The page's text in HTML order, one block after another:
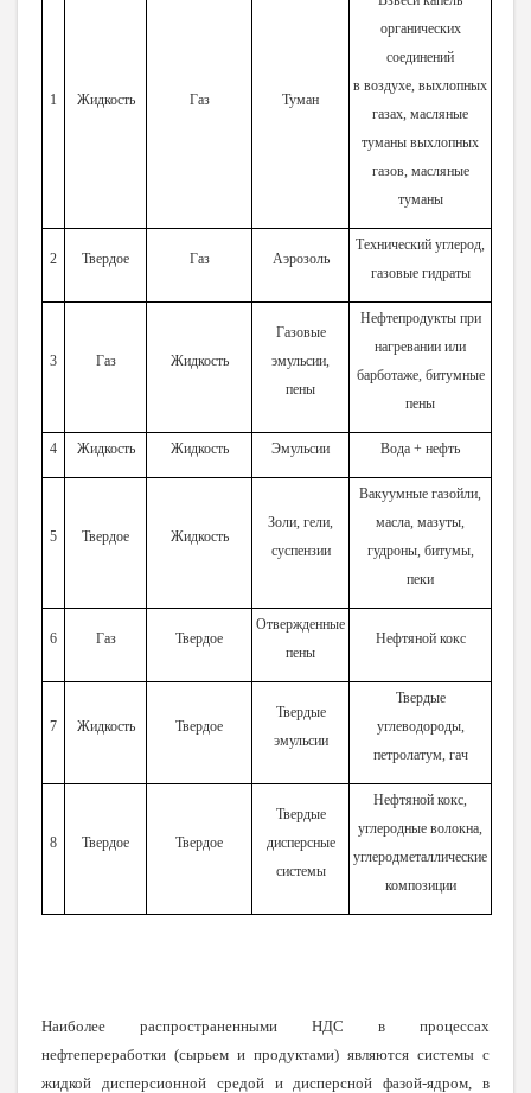
1 Жидкость Газ Туман
органических
соединений
в воздухе, выхлопных
газах, масляные
туманы выхлопных
газов, масляные
туманы
2 Твердое Газ Аэрозоль
Технический углерод,
газовые гидраты
3 Газ Жидкость
Газовые
эмульсии,
пены
Нефтепродукты при
нагревании или
барботаже, битумные
пены
4 Жидкость Жидкость Эмульсии Вода + нефть
5 Твердое Жидкость
Золи, гели,
суспензии
Вакуумные газойли,
масла, мазуты,
гудроны, битумы,
пеки
6 Газ Твердое
Отвержденные
пены
Нефтяной кокс
7 Жидкость Твердое
Твердые
эмульсии
Твердые
углеводороды,
петролатум, гач
8 Твердое Твердое
Твердые
дисперсные
системы
Нефтяной кокс,
углеродные волокна,
углеродметаллические
композиции
Наиболее распространенными НДС в процессах
нефтепереработки (сырьем и продуктами) являются системы с
жидкой дисперсионной средой и дисперсной фазой-ядром, в